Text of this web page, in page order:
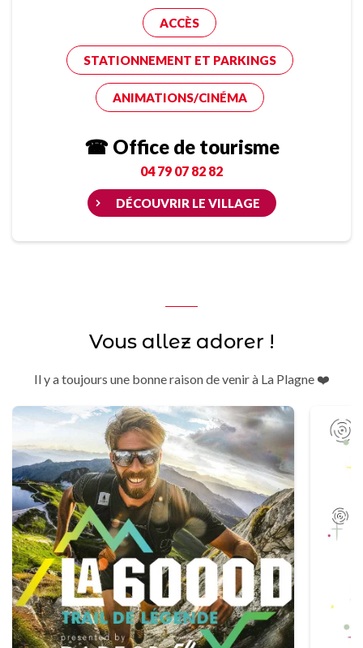
ACCÈS
STATIONNEMENT ET PARKINGS
ANIMATIONS/CINÉMA
☎ Office de tourisme
04 79 07 82 82
DÉCOUVRIR LE VILLAGE
Vous allez adorer !
Il y a toujours une bonne raison de venir à La Plagne ❤️